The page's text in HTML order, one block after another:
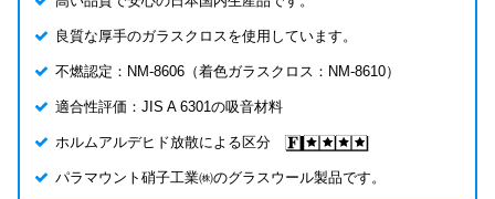
良質な厚手のガラスクロスを使用しています。
不燃認定：NM-8606（着色ガラスクロス：NM-8610）
適合性評価：JIS A 6301の吸音材料
ホルムアルデヒド放散による区分
パラマウント硝子工業㈱のグラスウール製品です。